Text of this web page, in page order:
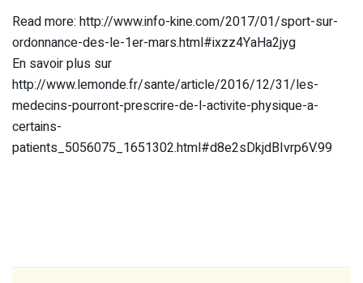
Read more: http://www.info-kine.com/2017/01/sport-sur-
ordonnance-des-le-1er-mars.html#ixzz4YaHa2jyg
En savoir plus sur
http://www.lemonde.fr/sante/article/2016/12/31/les-
medecins-pourront-prescrire-de-l-activite-physique-a-
certains-
patients_5056075_1651302.html#d8e2sDkjdBIvrp6V.99